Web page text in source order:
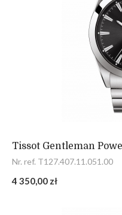
Tissot Gentleman
Nr. ref. T127.407.11.051.00
4 350,00 zł